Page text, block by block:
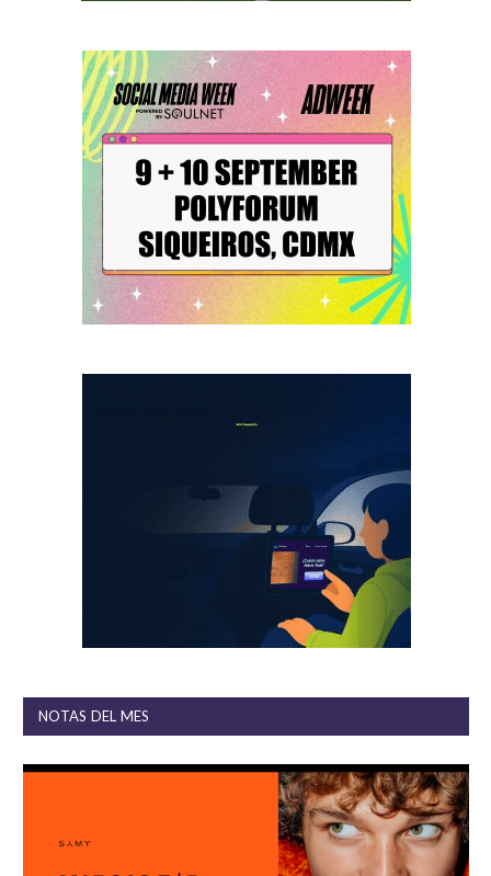
NOTAS DEL MES